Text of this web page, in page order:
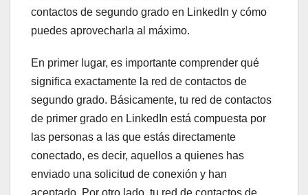
contactos de segundo grado en LinkedIn y cómo
puedes aprovecharla al máximo.
En primer lugar, es importante comprender qué
significa exactamente la red de contactos de
segundo grado. Básicamente, tu red de contactos
de primer grado en LinkedIn está compuesta por
las personas a las que estás directamente
conectado, es decir, aquellos a quienes has
enviado una solicitud de conexión y han
aceptado. Por otro lado, tu red de contactos de